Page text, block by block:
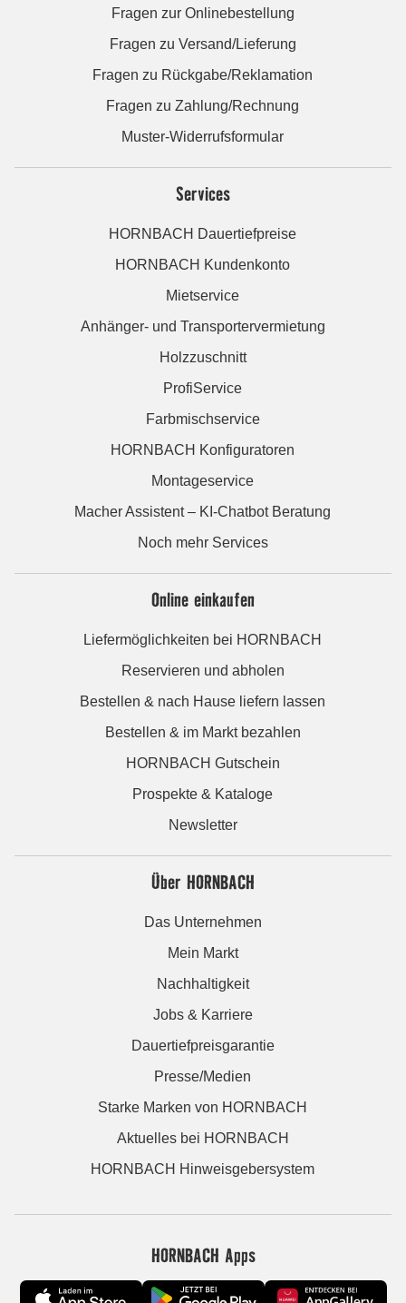
Fragen zur Onlinebestellung
Fragen zu Versand/Lieferung
Fragen zu Rückgabe/Reklamation
Fragen zu Zahlung/Rechnung
Muster-Widerrufsformular
Services
HORNBACH Dauertiefpreise
HORNBACH Kundenkonto
Mietservice
Anhänger- und Transportervermietung
Holzzuschnitt
ProfiService
Farbmischservice
HORNBACH Konfiguratoren
Montageservice
Macher Assistent – KI-Chatbot Beratung
Noch mehr Services
Online einkaufen
Liefermöglichkeiten bei HORNBACH
Reservieren und abholen
Bestellen & nach Hause liefern lassen
Bestellen & im Markt bezahlen
HORNBACH Gutschein
Prospekte & Kataloge
Newsletter
Über HORNBACH
Das Unternehmen
Mein Markt
Nachhaltigkeit
Jobs & Karriere
Dauertiefpreisgarantie
Presse/Medien
Starke Marken von HORNBACH
Aktuelles bei HORNBACH
HORNBACH Hinweisgebersystem
HORNBACH Apps